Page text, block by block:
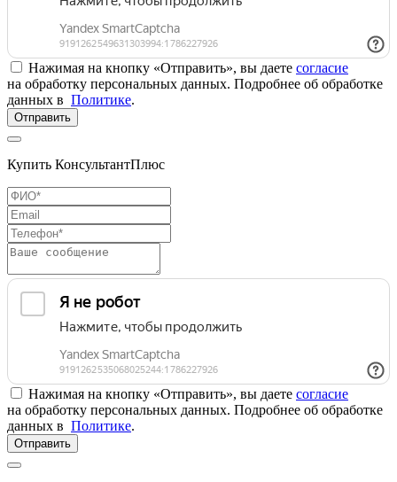
Нажимая на кнопку «Отправить», вы даете согласие
на обработку персональных данных. Подробнее об обработке
данных в Политике.
Отправить
Купить КонсультантПлюс
Нажимая на кнопку «Отправить», вы даете согласие
на обработку персональных данных. Подробнее об обработке
данных в Политике.
Отправить